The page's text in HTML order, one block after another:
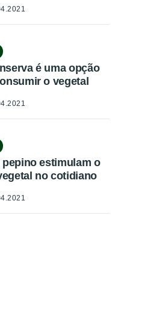
é uma opção
o vegetal
estimulam o
no cotidiano